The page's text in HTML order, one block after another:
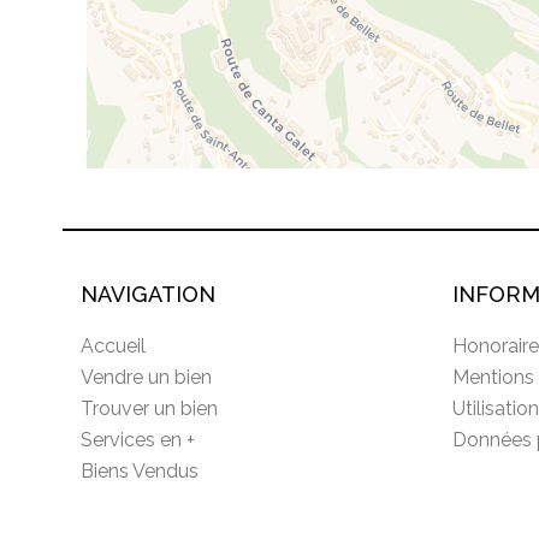
NAVIGATION
Accueil
Vendre un bien
Trouver un bien
Services en +
Biens Vendus
Données